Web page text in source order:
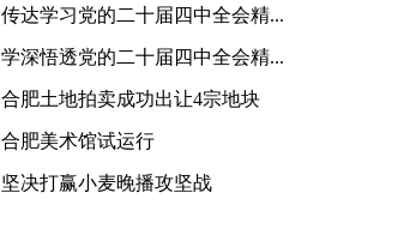
传达学习党的二十届四中全会精...
学深悟透党的二十届四中全会精...
合肥土地拍卖成功出让4宗地块
合肥美术馆试运行
坚决打赢小麦晚播攻坚战